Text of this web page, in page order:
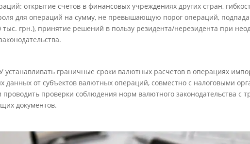
открытие счетов в финансовых учреждениях других стран,
для операций на сумму, не превышающую порог операций,
грн.), принятие решений в пользу резидента/нерезидента при
устанавливать граничные сроки валютных расчетов в операциях
данных от субъектов валютных операций, совместно с налоговыми
проверки соблюдения норм валютного законодательства с
документов.